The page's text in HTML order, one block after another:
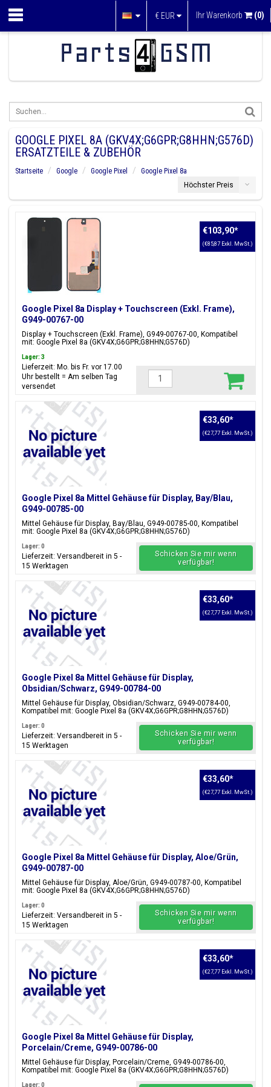
€ EUR Ihr Warenkorb (0)
GOOGLE PIXEL 8A (GKV4X;G6GPR;G8HHN;G576D)
ERSATZTEILE & ZUBEHÖR
Startseite Google Google Pixel
Google Pixel 8a
Höchster Preis
Google Pixel 8a Display + Touchscreen (Exkl. Frame),
G949-00767-00
Display + Touchscreen (Exkl. Frame), G949-00767-00, Kompatibel
mit: Google Pixel 8a (GKV4X;G6GPR;G8HHN;G576D)
€103,90*
(€85,87 Exkl. MwSt.)
Lager: 3
Lieferzeit: Mo. bis Fr. vor 17.00
Uhr bestellt = Am selben Tag
versendet
Google Pixel 8a Mittel Gehäuse für Display, Bay/Blau,
G949-00785-00
Mittel Gehäuse für Display, Bay/Blau, G949-00785-00, Kompatibel
mit: Google Pixel 8a (GKV4X;G6GPR;G8HHN;G576D)
€33,60*
(€27,77 Exkl. MwSt.)
Lager: 0
Lieferzeit: Versandbereit in 5 -
15 Werktagen
Schicken Sie mir wenn
verfügbar!
Google Pixel 8a Mittel Gehäuse für Display,
Obsidian/Schwarz, G949-00784-00
Mittel Gehäuse für Display, Obsidian/Schwarz, G949-00784-00,
Kompatibel mit: Google Pixel 8a (GKV4X;G6GPR;G8HHN;G576D)
€33,60*
(€27,77 Exkl. MwSt.)
Lager: 0
Lieferzeit: Versandbereit in 5 -
15 Werktagen
Schicken Sie mir wenn
verfügbar!
Google Pixel 8a Mittel Gehäuse für Display, Aloe/Grün,
G949-00787-00
Mittel Gehäuse für Display, Aloe/Grün, G949-00787-00, Kompatibel
mit: Google Pixel 8a (GKV4X;G6GPR;G8HHN;G576D)
€33,60*
(€27,77 Exkl. MwSt.)
Lager: 0
Lieferzeit: Versandbereit in 5 -
15 Werktagen
Schicken Sie mir wenn
verfügbar!
Google Pixel 8a Mittel Gehäuse für Display,
Porcelain/Creme, G949-00786-00
Mittel Gehäuse für Display, Porcelain/Creme, G949-00786-00,
Kompatibel mit: Google Pixel 8a (GKV4X;G6GPR;G8HHN;G576D)
€33,60*
(€27,77 Exkl. MwSt.)
Lager: 0